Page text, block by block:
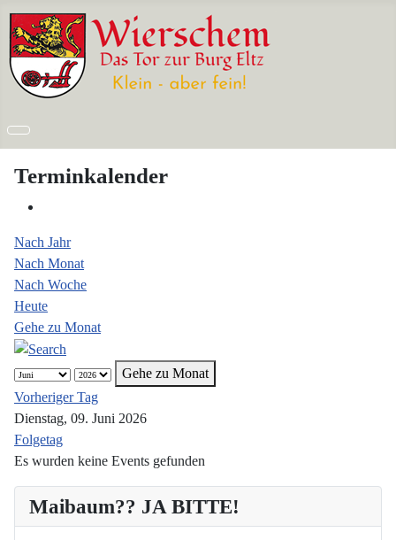
Maibaum?? JA BITTE!
Terminkalender
Nach Jahr
Nach Monat
Nach Woche
Heute
Gehe zu Monat
Gehe zu Monat
Vorheriger Tag
Dienstag, 09. Juni 2026
Folgetag
Es wurden keine Events gefunden